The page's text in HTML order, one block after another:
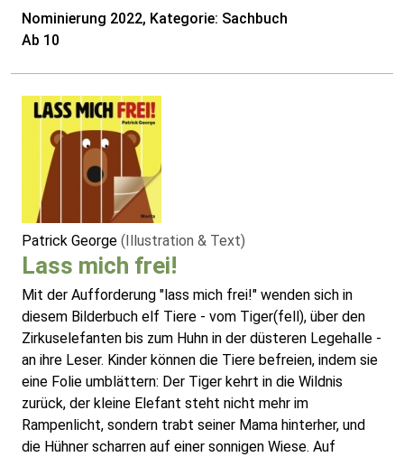
Nominierung 2022, Kategorie: Sachbuch
Ab 10
Patrick George (Illustration & Text)
Lass mich frei!
Mit der Aufforderung "lass mich frei!" wenden sich in
diesem Bilderbuch elf Tiere - vom Tiger(fell), über den
Zirkuselefanten bis zum Huhn in der düsteren Legehalle -
an ihre Leser. Kinder können die Tiere befreien, indem sie
eine Folie umblättern: Der Tiger kehrt in die Wildnis
zurück, der kleine Elefant steht nicht mehr im
Rampenlicht, sondern trabt seiner Mama hinterher, und
die Hühner scharren auf einer sonnigen Wiese. Auf